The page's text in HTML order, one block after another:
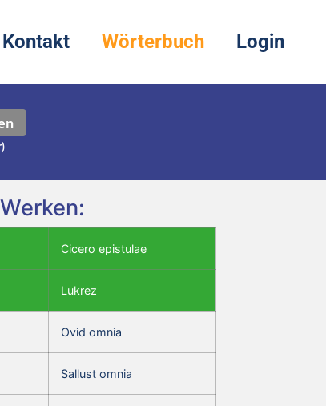
Kontakt Wörterbuch Login
Cicero epistulae
Lukrez
Ovid omnia
Sallust omnia